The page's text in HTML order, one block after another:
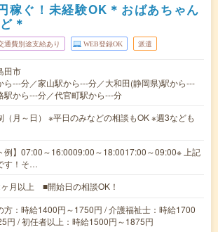
稼ぐ！未経験OK＊おばあちゃん
＊
通費別途支給あり WEB登録OK 派遣
田市
ら---分／家山駅から---分／大和田(静岡県)駅から---
駅から---分／代官町駅から---分
（月～日） ※平日のみなどの相談もOK ※週3なども
例】07:00～16:0009:00～18:0017:00～09:00※ 上記
す！そ…
月以上 ■開始日の相談OK！
方：時給1400円～1750円 / 介護福祉士：時給1700
円 / 初任者以上：時給1500円～1875円